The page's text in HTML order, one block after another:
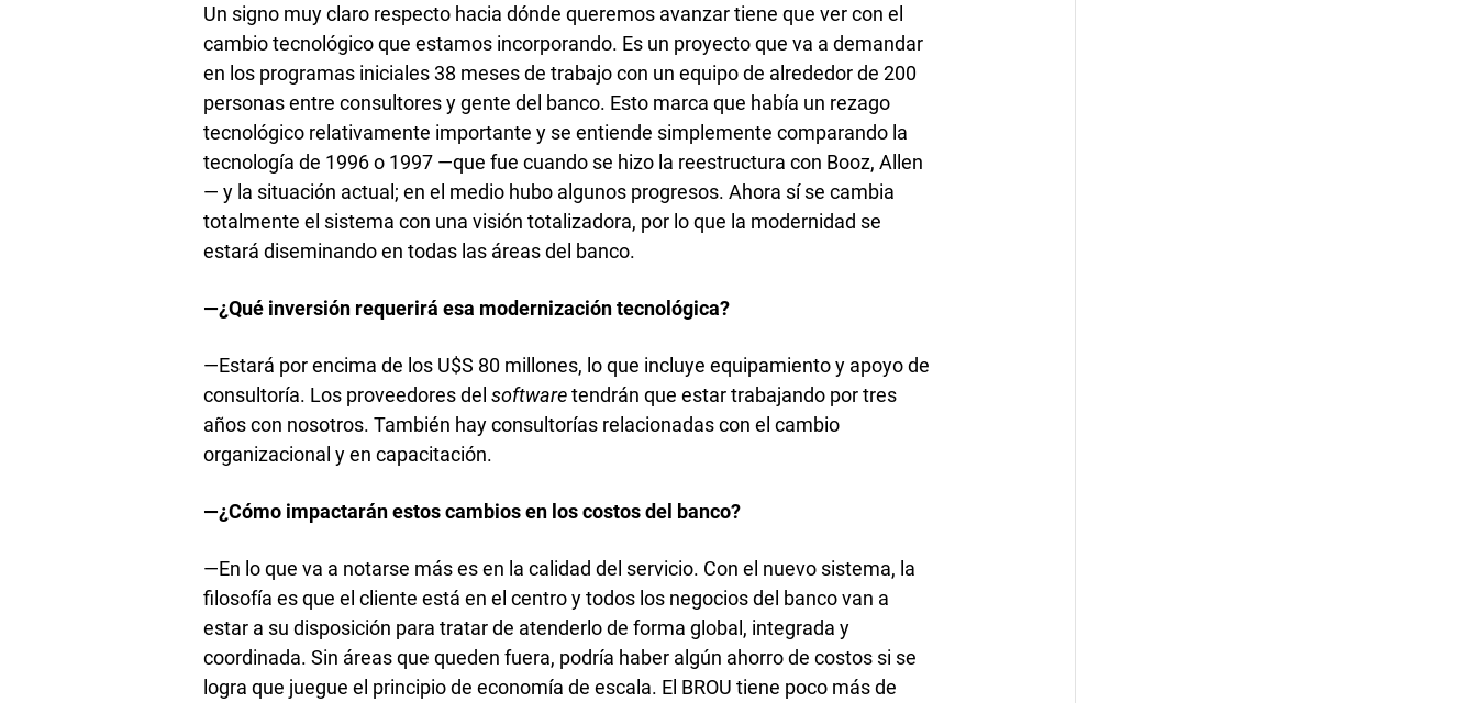
Un signo muy claro respecto hacia dónde queremos avanzar tiene que ver con el
cambio tecnológico que estamos incorporando. Es un proyecto que va a demandar
en los programas iniciales 38 meses de trabajo con un equipo de alrededor de 200
personas entre consultores y gente del banco. Esto marca que había un rezago
tecnológico relativamente importante y se entiende simplemente comparando la
tecnología de 1996 o 1997 —que fue cuando se hizo la reestructura con Booz, Allen
— y la situación actual; en el medio hubo algunos progresos. Ahora sí se cambia
totalmente el sistema con una visión totalizadora, por lo que la modernidad se
estará diseminando en todas las áreas del banco.
—¿Qué inversión requerirá esa modernización tecnológica?
—Estará por encima de los U$S 80 millones, lo que incluye equipamiento y apoyo de
consultoría. Los proveedores delsoftwaretendrán que estar trabajando por tres
años con nosotros. También hay consultorías relacionadas con el cambio
organizacional y en capacitación.
—¿Cómo impactarán estos cambios en los costos del banco?
—En lo que va a notarse más es en la calidad del servicio. Con el nuevo sistema, la
filosofía es que el cliente está en el centro y todos los negocios del banco van a
estar a su disposición para tratar de atenderlo de forma global, integrada y
coordinada. Sin áreas que queden fuera, podría haber algún ahorro de costos si se
logra que juegue el principio de economía de escala. El BROU tiene poco más de